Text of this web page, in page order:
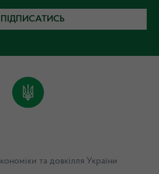
ПІДПИСАТИСЬ
та довкілля України